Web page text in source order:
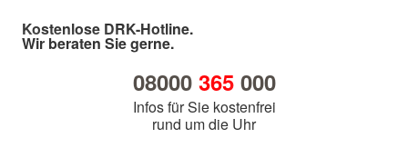
Kostenlose DRK-Hotline.
Wir beraten Sie gerne.
08000 365000
Infos für Sie kostenfrei
rund um die Uhr